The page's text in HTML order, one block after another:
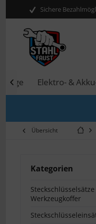
Sichere
Elektro- &

Übersicht
Kategorien
Werkzeugkoffer